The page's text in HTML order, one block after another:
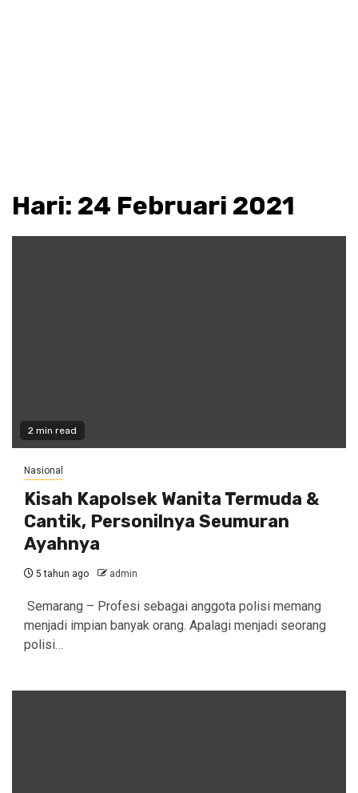
Hari: 24 Februari 2021
2 min read
Nasional
Kisah Kapolsek Wanita Termuda &
Cantik, Personilnya Seumuran
Ayahnya
5 tahun ago admin
Semarang – Profesi sebagai anggota polisi memang
menjadi impian banyak orang. Apalagi menjadi seorang
polisi…